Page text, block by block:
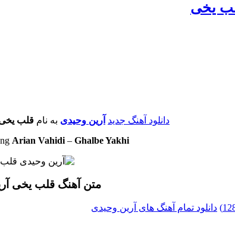
یخی
دانلود آهنگ جدید آرین وحیدی به نام قلب
Arian Vahidi – Ghalbe Yakhi
متن آهنگ قلب یخی
دانلود تمام آهنگ های آرین وحیدی